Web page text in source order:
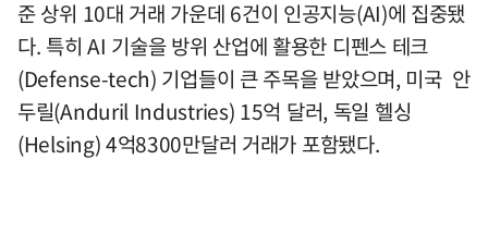
준 상위 10대 거래 가운데 6건이 인공지능(AI)에 집중됐
다. 특히 AI 기술을 방위 산업에 활용한 디펜스 테크
(Defense-tech) 기업들이 큰 주목을 받았으며, 미국 안
두릴(Anduril Industries) 15억 달러, 독일 헬싱
(Helsing) 4억8300만달러 거래가 포함됐다.